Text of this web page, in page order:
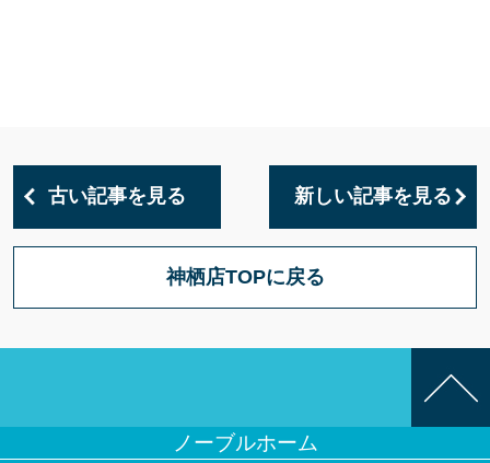
古い記事を見る 新しい記事を見る
神栖店TOPに戻る
ノーブルホーム